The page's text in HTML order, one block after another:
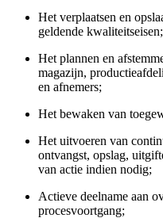
Het verplaatsen en
geldende kwaliteitseisen;
Het plannen en
magazijn,
en afnemers;
Het bewaken van
Het uitvoeren van
ontvangst, opslag,
van actie indien nodig;
Actieve deelname aan
procesvoortgang;